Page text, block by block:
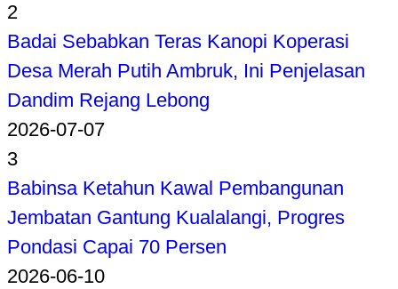
2
Badai Sebabkan Teras Kanopi Koperasi
Desa Merah Putih Ambruk, Ini Penjelasan
Dandim Rejang Lebong
2026-07-07
3
Babinsa Ketahun Kawal Pembangunan
Jembatan Gantung Kualalangi, Progres
Pondasi Capai 70 Persen
2026-06-10